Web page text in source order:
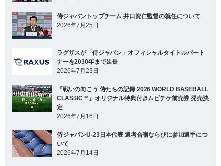
侍ジャパントップチーム 井口資仁監督の就任について
2026年7月25日
ラグザスが「侍ジャパン」オフィシャルタイトルパート
ナーを2030年まで延長
2026年7月23日
『戦いの向こう 侍たちの記録 2026 WORLD BASEBALL
CLASSIC™』オリジナル特典付きムビチケ前売券 発売決
定
2026年7月16日
侍ジャパンU-23日本代表 選考合宿ならびに参加選手につ
いて
2026年7月14日